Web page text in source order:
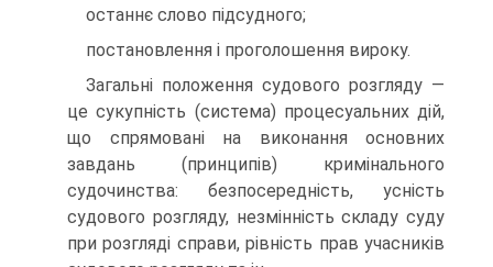
останнє слово підсудного;
постановлення і проголошення вироку.
Загальні положення судового розгляду —
це сукупність (система) процесуальних дій,
що спрямовані на виконання основних
завдань (принципів) кримінального
судочинства: безпосередність, усність
судового розгляду, незмінність складу суду
при розгляді справи, рівність прав учасників